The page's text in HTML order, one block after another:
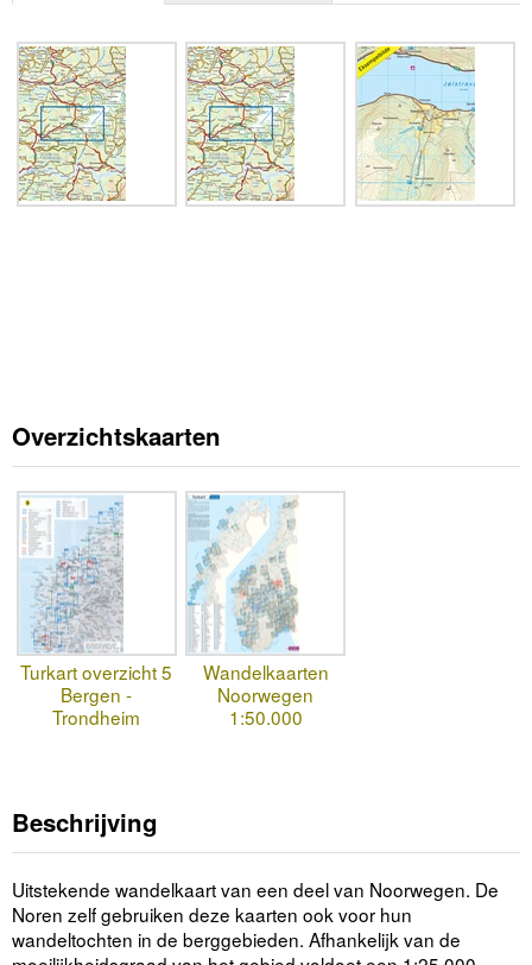
Overzichtskaarten
Turkart overzicht 5
Bergen -
Trondheim
Wandelkaarten
Noorwegen
1:50.000
Beschrijving
Uitstekende wandelkaart van een deel van Noorwegen. De
Noren zelf gebruiken deze kaarten ook voor hun
wandeltochten in de berggebieden. Afhankelijk van de